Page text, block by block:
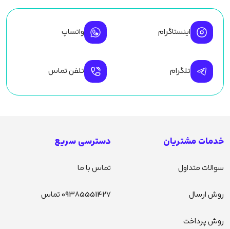
اینستاگرام واتساپ
تلگرام تلفن تماس
خدمات مشتریان
سوالات متداول
روش ارسال
روش پرداخت
دسترسی سریع
تماس با ما
09385551427 تماس